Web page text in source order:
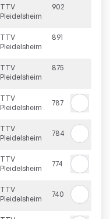
TTV
Pleidelsheim
902
TTV
Pleidelsheim
891
TTV
Pleidelsheim
875
TTV
Pleidelsheim
787
TTV
Pleidelsheim
784
TTV
Pleidelsheim
774
TTV
Pleidelsheim
740